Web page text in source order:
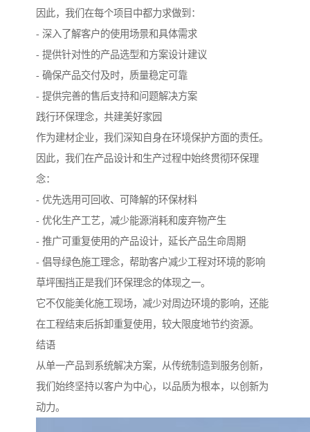
因此，我们在每个项目中都力求做到：
- 深入了解客户的使用场景和具体需求
- 提供针对性的产品选型和方案设计建议
- 确保产品交付及时，质量稳定可靠
- 提供完善的售后支持和问题解决方案
践行环保理念，共建美好家园
作为建材企业，我们深知自身在环境保护方面的责任。
因此，我们在产品设计和生产过程中始终贯彻环保理
念：
- 优先选用可回收、可降解的环保材料
- 优化生产工艺，减少能源消耗和废弃物产生
- 推广可重复使用的产品设计，延长产品生命周期
- 倡导绿色施工理念，帮助客户减少工程对环境的影响
草坪围挡正是我们环保理念的体现之一。
它不仅能美化施工现场，减少对周边环境的影响，还能
在工程结束后拆卸重复使用，较大限度地节约资源。
结语
从单一产品到系统解决方案，从传统制造到服务创新，
我们始终坚持以客户为中心，以品质为根本，以创新为
动力。